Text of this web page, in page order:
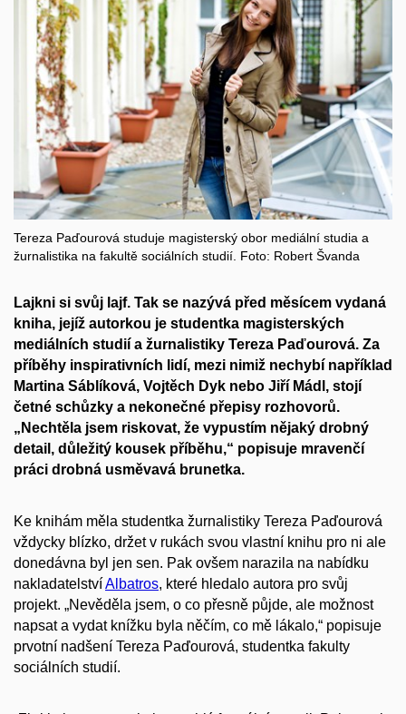
Tereza Paďourová studuje magisterský obor mediální studia a
žurnalistika na fakultě sociálních studií. Foto: Robert Švanda
Lajkni si svůj lajf. Tak se nazývá před měsícem vydaná
kniha, jejíž autorkou je studentka magisterských
mediálních studií a žurnalistiky Tereza Paďourová. Za
příběhy inspirativních lidí, mezi nimiž nechybí například
Martina Sáblíková, Vojtěch Dyk nebo Jiří Mádl, stojí
četné schůzky a nekonečné přepisy rozhovorů.
„Nechtěla jsem riskovat, že vypustím nějaký drobný
detail, důležitý kousek příběhu,“ popisuje mravenčí
práci drobná usměvavá brunetka.
Ke knihám měla studentka žurnalistiky Tereza Paďourová
vždycky blízko, držet v rukách svou vlastní knihu pro ni ale
donedávna byl jen sen. Pak ovšem narazila na nabídku
nakladatelstvíAlbatros, které hledalo autora pro svůj
projekt. „Nevěděla jsem, o co přesně půjde, ale možnost
napsat a vydat knížku byla něčím, co mě lákalo,“ popisuje
prvotní nadšení Tereza Paďourová, studentka fakulty
sociálních studií.